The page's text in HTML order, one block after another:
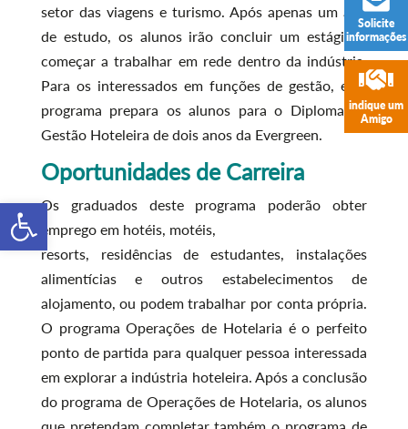
Open toolbar
setor das viagens e turismo. Após apenas um ano
de estudo, os alunos irão concluir um estágio e
começar a trabalhar em rede dentro da indústria.
Para os interessados em funções de gestão, este
programa prepara os alunos para o Diploma de
Gestão Hoteleira de dois anos da Evergreen.
Oportunidades de Carreira
Os graduados deste programa poderão obter
emprego em hotéis, motéis,
resorts, residências de estudantes, instalações
alimentícias e outros estabelecimentos de
alojamento, ou podem trabalhar por conta própria.
O programa Operações de Hotelaria é o perfeito
ponto de partida para qualquer pessoa interessada
em explorar a indústria hoteleira. Após a conclusão
do programa de Operações de Hotelaria, os alunos
Solicite
informações
indique um
Amigo